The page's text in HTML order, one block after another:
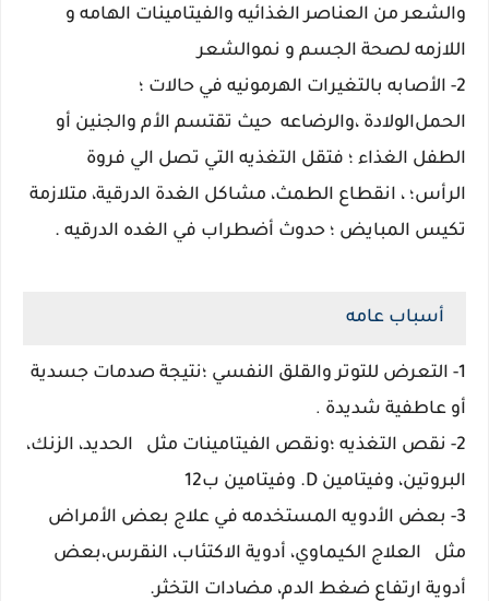
والشعر من العناصر الغذائيه والفيتامينات الهامه و
اللازمه لصحة الجسم و نموالشعر
2- الأصابه بالتغيرات الهرمونيه في حالات ؛
الحملالولادة ،والرضاعه حيث تقتسم الأم والجنين أو
الطفل الغذاء ؛ فتقل التغذيه التي تصل الي فروة
الرأس؛ ، انقطاع الطمث، مشاكل الغدة الدرقية، متلازمة
تكيس المبايض ؛ حدوث أضطراب في الغده الدرقيه .
أسباب عامه
1- التعرض للتوتر والقلق النفسي ؛نتيجة صدمات جسدية
أو عاطفية شديدة .
2- نقص التغذيه ؛ونقص الفيتامينات مثل
الحديد، الزنك،
البروتين، وفيتامين D.
وفيتامين ب12
3- بعض الأدويه المستخدمه في علاج بعض الأمراض
مثل
العلاج الكيماوي، أدوية الاكتئاب، النقرس،بعض
أدوية ارتفاع ضغط الدم، مضادات التخثر.